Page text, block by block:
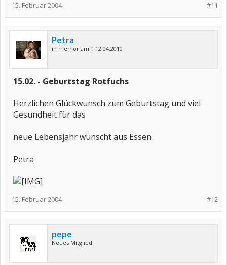
#11
15. Februar 2004
Petra
in memoriam † 12.04.2010
15.02. - Geburtstag Rotfuchs
Herzlichen Glückwunsch zum Geburtstag und viel
Gesundheit für das
neue Lebensjahr wünscht aus Essen
Petra
#12
15. Februar 2004
pepe
Neues Mitglied